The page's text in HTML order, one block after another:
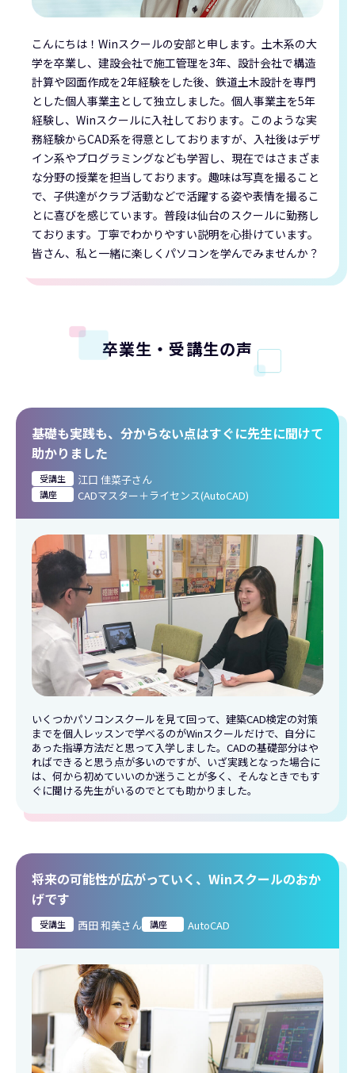
こんにちは！Winスクールの安部と申します。土木系の大
学を卒業し、建設会社で施工管理を3年、設計会社で構造
計算や図面作成を2年経験をした後、鉄道土木設計を専門
とした個人事業主として独立しました。個人事業主を5年
経験し、Winスクールに入社しております。このような実
務経験からCAD系を得意としておりますが、入社後はデザ
イン系やプログラミングなども学習し、現在ではさまざま
な分野の授業を担当しております。趣味は写真を撮ること
で、子供達がクラブ活動などで活躍する姿や表情を撮るこ
とに喜びを感じています。普段は仙台のスクールに勤務し
ております。丁寧でわかりやすい説明を心掛けています。
皆さん、私と一緒に楽しくパソコンを学んでみませんか？
卒業生・受講生の声
基礎も実践も、分からない点はすぐに先生に聞けて
助かりました
受講生 江口 佳菜子さん
講座 CADマスター＋ライセンス(AutoCAD)
いくつかパソコンスクールを見て回って、建築CAD検定の対策
までを個人レッスンで学べるのがWinスクールだけで、自分に
あった指導方法だと思って入学しました。CADの基礎部分はや
ればできると思う点が多いのですが、いざ実践となった場合に
は、何から初めていいのか迷うことが多く、そんなときでもす
ぐに聞ける先生がいるのでとても助かりました。
将来の可能性が広がっていく、Winスクールのおか
げです
受講生 西田 和美さん 講座 AutoCAD